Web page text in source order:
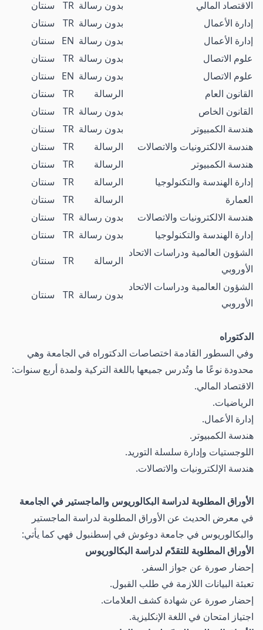
الاقتصاد المالي بدون رسالة TR
سنتان
إدارة الأعمال
بدون رسالة TR
سنتان
إدارة الأعمال
بدون رسالة EN
سنتان
علوم الاتصال
بدون رسالة TR
سنتان
علوم الاتصال
بدون رسالة EN
سنتان
القانون العام
الرسالة TR
سنتان
القانون الخاص
بدون رسالة TR
سنتان
هندسة الكمبيوتر
بدون رسالة TR
سنتان
هندسة الالكترونيات والاتصالات
الرسالة TR
سنتان
هندسة الكمبيوتر
الرسالة TR
سنتان
إدارة الهندسة والتكنولوجيا
الرسالة TR
سنتان
العمارة
الرسالة TR
سنتان
هندسة الالكترونيات والاتصالات
بدون رسالة TR
سنتان
إدارة الهندسة والتكنولوجيا
بدون رسالة TR
سنتان
الشؤون العالمية ودراسات الاتحاد
الأوروبي
الرسالة TR
سنتان
الشؤون العالمية ودراسات الاتحاد
الأوروبي
بدون رسالة TR سنتان
الدكتوراه
وفي السطور القادمة اختصاصات الدكتوراه في الجامعة وهي
محدودة نوعًا ما وتُدرس جميعها باللغة التركية ولمدة أربع سنوات:
الاقتصاد المالي.
الرياضيات.
إدارة الأعمال.
هندسة الكمبيوتر.
اللوجستيات وإدارة سلسلة التوريد.
هندسة الإلكترونيات والاتصالات.
الأوراق المطلوبة لدراسة البكالوريوس والماجستير في الجامعة
في معرض الحديث عن الأوراق المطلوبة لدراسة الماجستير
والبكالوريوس في جامعة دوغوش في إسطنبول فهي كما يأتي:
الأوراق المطلوبة للتقدّم لدراسة البكالوريوس
إحضار صورة عن جواز السفر.
تعبئة البيانات اللازمة في طلب القبول.
إحضار صورة عن شهادة كشف العلامات.
اجتياز امتحان في اللغة الإنكليزية.